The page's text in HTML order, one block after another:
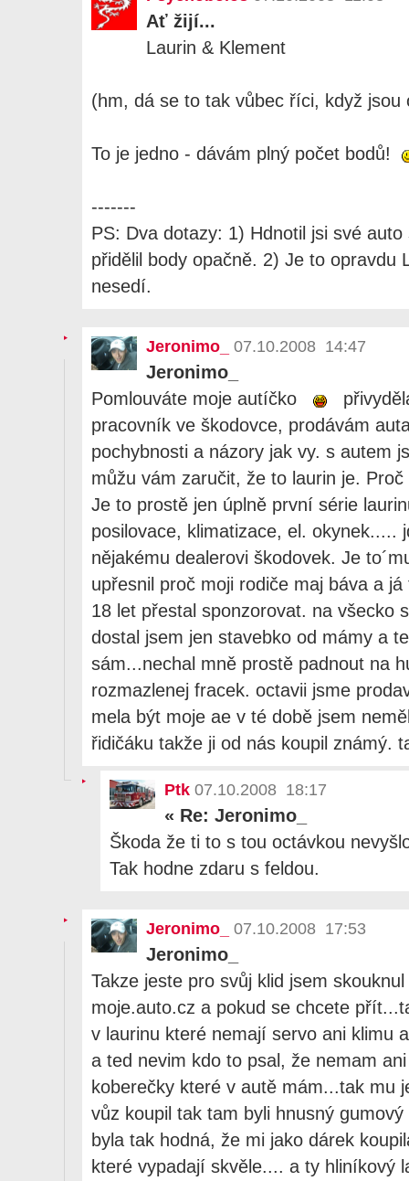
Ať žijí...
Laurin & Klement
(hm, dá se to tak vůbec říci, když jsou
To je jedno - dávám plný počet bodů!
-------
PS: Dva dotazy: 1) Hdnotil jsi své
přidělil body opačně. 2) Je to opravdu
nesedí.
Jeronimo_ 07.10.2008 14:47
Jeronimo_
Pomlouváte moje autíčko
pracovník ve škodovce, prodávám
pochybnosti a názory jak vy. s autem
můžu vám zaručit, že to laurin je.
Je to prostě jen úplně první série
posilovace, klimatizace, el. okynek.....
nějakému dealerovi škodovek. Je
upřesnil proč moji rodiče maj báva a
18 let přestal sponzorovat. na všecko
dostal jsem jen stavebko od mámy a
sám...nechal mně prostě padnout na
rozmazlenej fracek. octavii jsme
mela být moje ae v té době jsem
řidičáku takže ji od nás koupil známý.
Ptk 07.10.2008 18:17
« Re: Jeronimo_
Škoda že ti to s tou octávkou
Tak hodne zdaru s feldou.
Jeronimo_ 07.10.2008 17:53
Jeronimo_
Takze jeste pro svůj klid jsem
moje.auto.cz a pokud se chcete
v laurinu které nemají servo ani klimu
a ted nevim kdo to psal, že nemam
koberečky které v autě mám...tak mu
vůz koupil tak tam byli hnusný
byla tak hodná, že mi jako dárek
které vypadají skvěle.... a ty hliníkový